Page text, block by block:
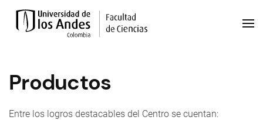
Productos
Entre los logros destacables del Centro se cuentan: